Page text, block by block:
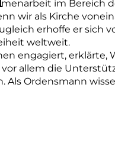
im Bereich
wir als Kirche
erhoffe er sich
weltweit.
engagiert, erklärte,
allem die
Ordensmann